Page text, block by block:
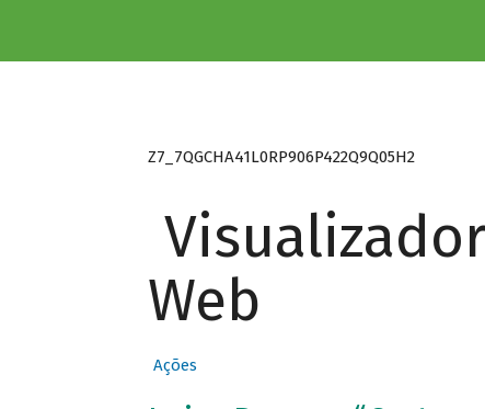
Z7_7QGCHA41L0RP906P422Q9Q05H2
Web
Ações